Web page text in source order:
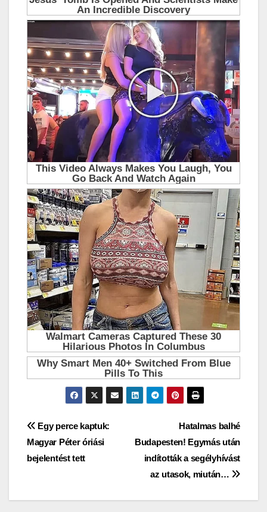
Bejegyzés
navigáció
Hatalmas balhé
Budapesten! Egymás után
indították a segélyhívást
az utasok, miután…
Egy perce kaptuk:
Magyar Péter óriási
bejelentést tett